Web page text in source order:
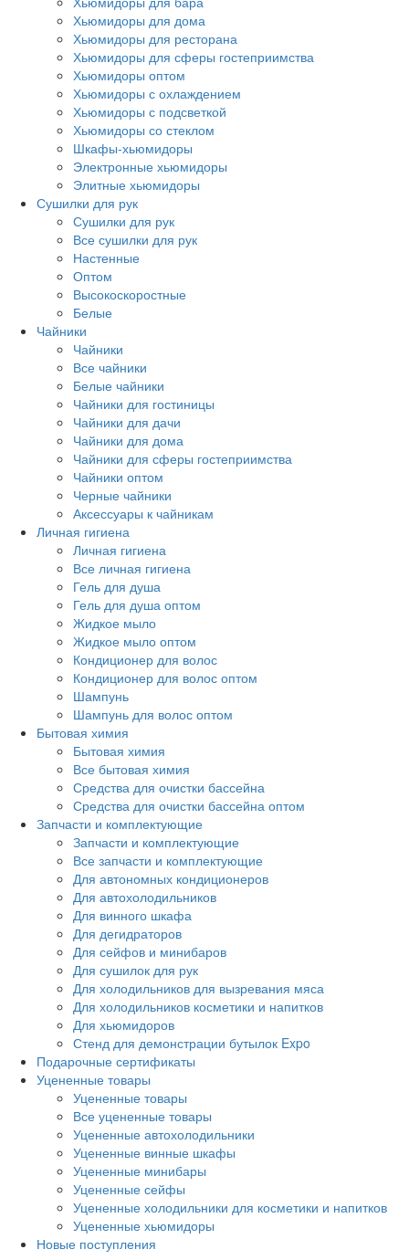
Хьюмидоры для дома
Хьюмидоры для ресторана
Хьюмидоры для сферы гостеприимства
Хьюмидоры оптом
Хьюмидоры с охлаждением
Хьюмидоры с подсветкой
Хьюмидоры со стеклом
Шкафы-хьюмидоры
Электронные хьюмидоры
Элитные хьюмидоры
Сушилки для рук
Сушилки для рук
Все сушилки для рук
Настенные
Оптом
Высокоскоростные
Белые
Чайники
Чайники
Все чайники
Белые чайники
Чайники для гостиницы
Чайники для дачи
Чайники для дома
Чайники для сферы гостеприимства
Чайники оптом
Черные чайники
Аксессуары к чайникам
Личная гигиена
Личная гигиена
Все личная гигиена
Гель для душа
Гель для душа оптом
Жидкое мыло
Жидкое мыло оптом
Кондиционер для волос
Кондиционер для волос оптом
Шампунь
Шампунь для волос оптом
Бытовая химия
Бытовая химия
Все бытовая химия
Средства для очистки бассейна
Средства для очистки бассейна оптом
Запчасти и комплектующие
Запчасти и комплектующие
Все запчасти и комплектующие
Для автономных кондиционеров
Для автохолодильников
Для винного шкафа
Для дегидраторов
Для сейфов и минибаров
Для сушилок для рук
Для холодильников для вызревания мяса
Для холодильников косметики и напитков
Для хьюмидоров
Стенд для демонстрации бутылок Expo
Подарочные сертификаты
Уцененные товары
Уцененные товары
Все уцененные товары
Уцененные автохолодильники
Уцененные винные шкафы
Уцененные минибары
Уцененные сейфы
Уцененные холодильники для косметики и напитков
Уцененные хьюмидоры
Новые поступления